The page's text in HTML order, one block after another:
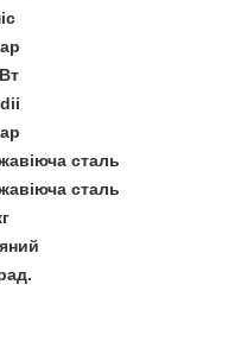
сталь
сталь